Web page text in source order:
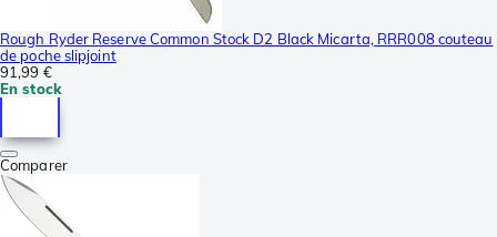
Rough Ryder Reserve Common Stock D2 Black Micarta, RRR008 couteau
de poche slipjoint
91,99 €
En stock
Comparer